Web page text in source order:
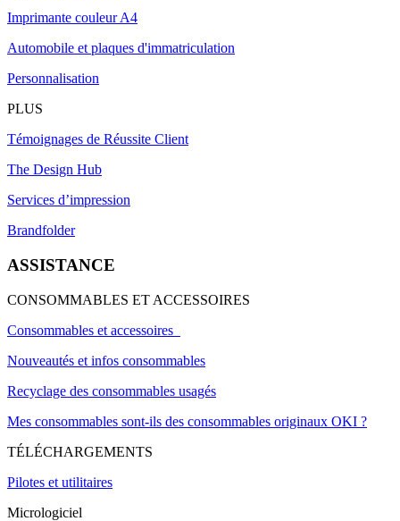
Imprimante couleur A4
Automobile et plaques d'immatriculation
Personnalisation
PLUS
Témoignages de Réussite Client
The Design Hub
Services d’impression
Brandfolder
ASSISTANCE
CONSOMMABLES ET ACCESSOIRES
Consommables et accessoires
Nouveautés et infos consommables
Recyclage des consommables usagés
Mes consommables sont-ils des consommables originaux OKI ?
TÉLÉCHARGEMENTS
Pilotes et utilitaires
Micrologiciel